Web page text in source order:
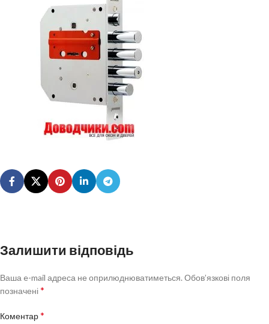
Залишити відповідь
Ваша e-mail адреса не оприлюднюватиметься. Обов’язкові поля
позначені*
Коментар*